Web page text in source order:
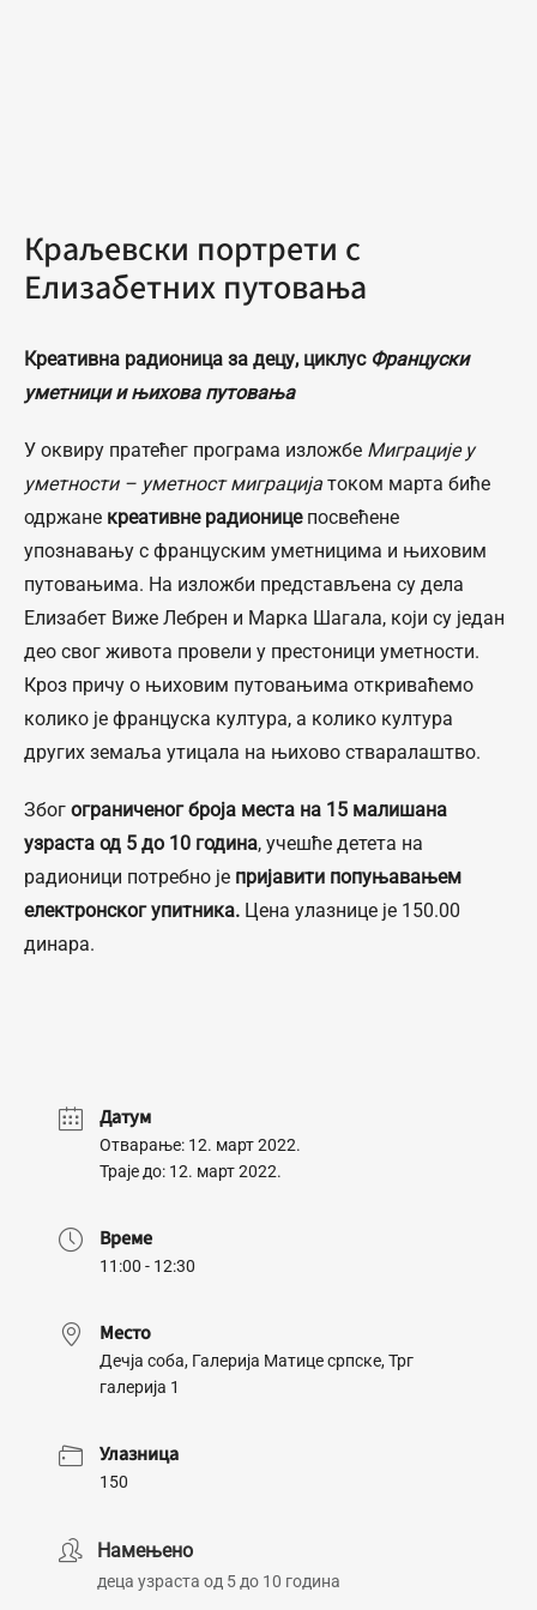
Краљевски портрети с
Елизабетних путовања
Креативна радионица за децу, циклус Француски
уметници и њихова путовања
У оквиру пратећег програма изложбе Миграције у
уметности – уметност миграција током марта биће
одржане креативне радионицепосвећене
упознавању с француским уметницима и њиховим
путовањима. На изложби представљена су дела
Елизабет Виже Лебрен и Марка Шагала, који су један
део свог живота провели у престоници уметности.
Кроз причу о њиховим путовањима откриваћемо
колико је француска култура, а колико култура
других земаља утицала на њихово стваралаштво.
Због ограниченог броја места на 15 малишана
узраста од 5 до 10 година, учешће детета на
радионици потребно је пријавити попуњавањем
електронског упитника. Цена улазнице је 150.00
динара.
Датум
Отварање: 12. март 2022.
Траје до: 12. март 2022.
Време
11:00 - 12:30
Место
Дечја соба, Галерија Матице српске, Трг
галерија 1
Улазница
150
Намењено
деца узраста од 5 до 10 година